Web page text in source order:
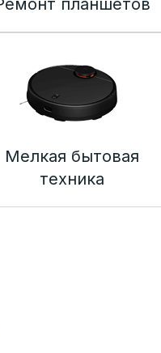
планшетов
Мелкая бытовая
техника